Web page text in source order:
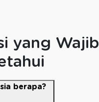
yang Wajib
berapa?